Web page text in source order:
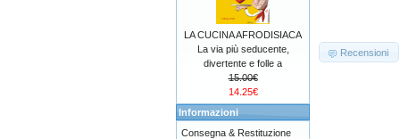
Recensioni
LA CUCINA AFRODISIACA
La via più seducente,
divertente e folle a
15.00€
14.25€
Informazioni
Consegna & Restituzione